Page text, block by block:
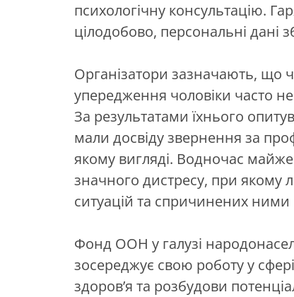
психологічну консультацію.
цілодобово, персональні дані
Організатори зазначають, що
упередження чоловіки часто
За результатами їхнього
мали досвіду звернення за
якому вигляді. Водночас майже
значного дистресу, при якому
ситуацій та спричинених ними
Фонд ООН у галузі
зосереджує свою роботу у
здоров’я та розбудови